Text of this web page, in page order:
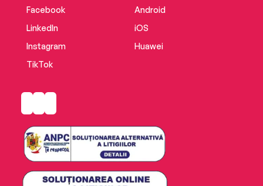
Facebook
LinkedIn
Instagram
TikTok
Android
iOS
Huawei